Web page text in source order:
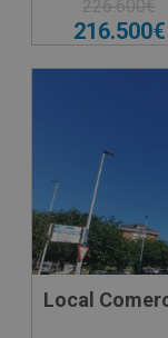
226.600€
216.500€
Local